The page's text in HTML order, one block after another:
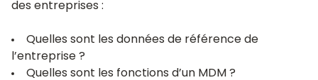
des entreprises :
Quelles sont les données de référence de
l’entreprise ?
Quelles sont les fonctions d’un MDM ?